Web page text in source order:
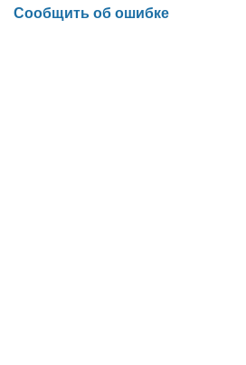
Сообщить об ошибке